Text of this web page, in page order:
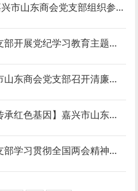
传统文化+党建||嘉兴市山东商会党支部组织参观“庆祝中国共产党成立 103 周年 精神永恒——南湖红船国画作品特展”
嘉兴市山东商会党支部开展党纪学习教育主题党日活动
【党建引领】嘉兴市山东商会党支部召开清廉建设专题学习会
【缅怀革命先烈，传承红色基因】嘉兴市山东商会祭奠革命英烈
嘉兴市山东商会党支部学习贯彻全国两会精神，学习《浙江省优化营商环境条例》 、《习近平经典用语》